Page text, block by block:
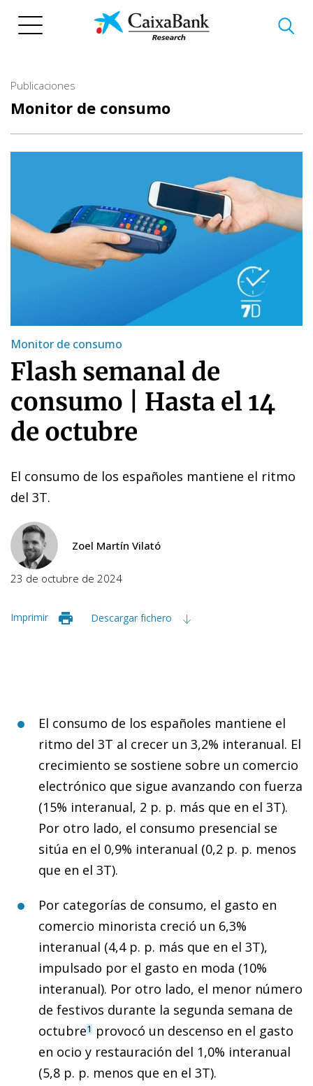
Publicaciones
Monitor de consumo
Monitor de consumo
Flash semanal de
consumo | Hasta el 14
de octubre
El consumo de los españoles mantiene el ritmo
del 3T.
Zoel Martín Vilató
23 de octubre de 2024
Imprimir Descargar fichero
El consumo de los españoles mantiene el
ritmo del 3T al crecer un 3,2% interanual. El
crecimiento se sostiene sobre un comercio
electrónico que sigue avanzando con fuerza
(15% interanual, 2 p. p. más que en el 3T).
Por otro lado, el consumo presencial se
sitúa en el 0,9% interanual (0,2 p. p. menos
que en el 3T).
Por categorías de consumo, el gasto en
comercio minorista creció un 6,3%
interanual (4,4 p. p. más que en el 3T),
impulsado por el gasto en moda (10%
interanual). Por otro lado, el menor número
de festivos durante la segunda semana de
octubre1 provocó un descenso en el gasto
en ocio y restauración del 1,0% interanual
(5,8 p. p. menos que en el 3T).